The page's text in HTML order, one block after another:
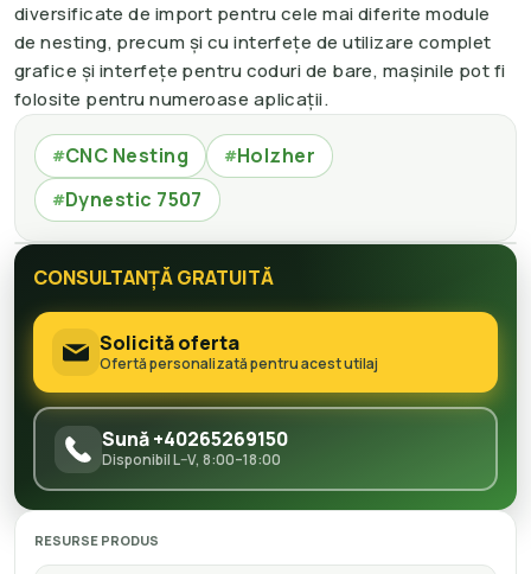
diversificate de import pentru cele mai diferite module
de nesting, precum și cu interfețe de utilizare complet
grafice și interfețe pentru coduri de bare, mașinile pot fi
folosite pentru numeroase aplicații.
#CNC Nesting #Holzher
#Dynestic 7507
CONSULTANȚĂ GRATUITĂ
Solicită oferta
Ofertă personalizată pentru acest utilaj
Sună +40265269150
Disponibil L–V, 8:00–18:00
RESURSE PRODUS